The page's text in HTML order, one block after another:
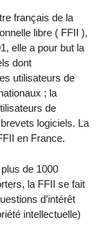
français de la
libre ( FFII ),
elle a pour but la
dont
utilisateurs de
; la
de
logiciels. La
en France.
de 1000
la FFII se fait
d’intérêt
intellectuelle)